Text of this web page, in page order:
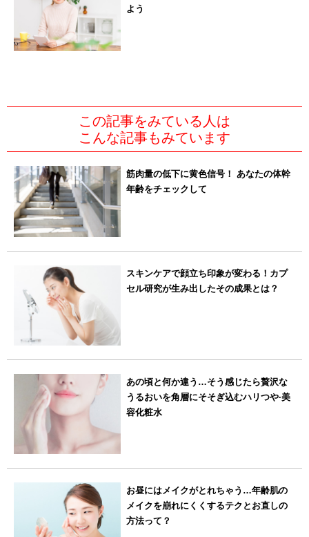
よう
この記事をみている人は
こんな記事もみています
筋肉量の低下に黄色信号！ あなたの体幹
年齢をチェックして
スキンケアで顔立ち印象が変わる！カプ
セル研究が生み出したその成果とは？
あの頃と何か違う…そう感じたら贅沢な
うるおいを角層にそそぎ込むハリつや·美
容化粧水
お昼にはメイクがとれちゃう…年齢肌の
メイクを崩れにくくするテクとお直しの
方法って？